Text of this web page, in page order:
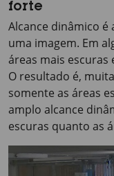
forte
Alcance dinâmico é
uma imagem. Em
áreas mais escuras
O resultado é,
somente as áreas
amplo alcance
escuras quanto as